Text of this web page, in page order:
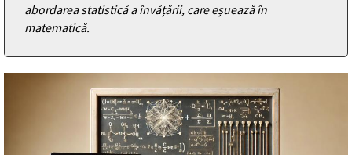
abordarea statistică a învățării, care eșuează în
matematică.